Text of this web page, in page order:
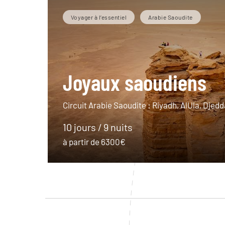
Voyager à l’essentiel Arabie Saoudite
Joyaux saoudiens
Circuit Arabie Saoudite : Riyadh, AlUla,
10 jours / 9 nuits
à partir de 6300€